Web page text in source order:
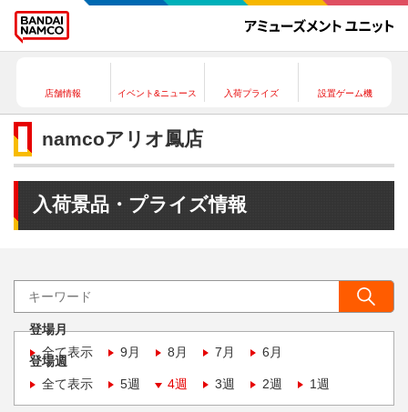
店舗情報 イベント&ニュース 入荷プライズ 設置ゲーム機
namcoアリオ鳳店
入荷景品・プライズ情報
登場月
全て表示
9月 8月 7月 6月
登場週
全て表示
5週 4週 3週 2週 1週